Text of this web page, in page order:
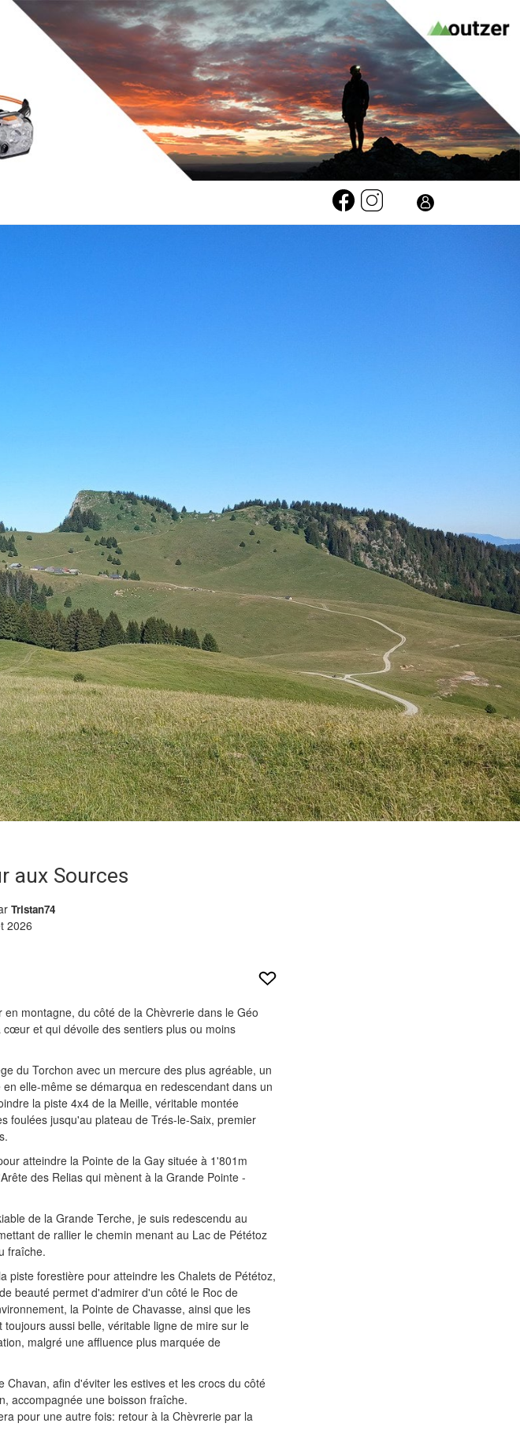
aux Sources
Tristan74
2026
montagne, du côté de la Chèvrerie dans le Géo
et qui dévoile des sentiers plus ou moins
du Torchon avec un mercure des plus agréable, un
elle-même se démarqua en redescendant dans un
la piste 4x4 de la Meille, véritable montée
foulées jusqu'au plateau de Trés-le-Saix, premier
atteindre la Pointe de la Gay située à 1'801m
des Relias qui mènent à la Grande Pointe -
de la Grande Terche, je suis redescendu au
de rallier le chemin menant au Lac de Pététoz
fraîche.
piste forestière pour atteindre les Chalets de Pététoz,
beauté permet d'admirer d'un côté le Roc de
la Pointe de Chavasse, ainsi que les
aussi belle, véritable ligne de mire sur le
malgré une affluence plus marquée de
afin d'éviter les estives et les crocs du côté
accompagnée une boisson fraîche.
pour une autre fois: retour à la Chèvrerie par la